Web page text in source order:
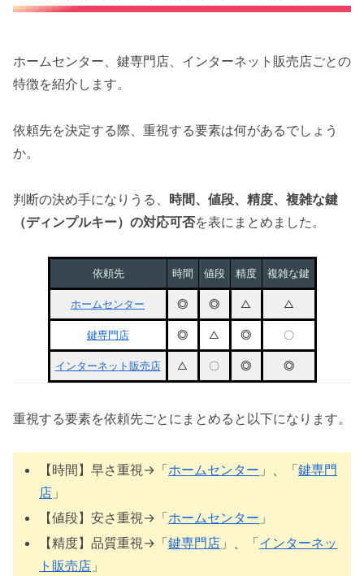
ホームセンター、鍵専門店、インターネット販売店ごとの
特徴を紹介します。
依頼先を決定する際、重視する要素は何があるでしょう
か。
判断の決め手になりうる、 時間、値段、精度、複雑な鍵
（ディンプルキー）の対応可否を表にまとめました。
依頼先 時間 値段 精度 複雑な鍵
ホームセンター ◎ ◎ △ △
鍵専門店 ◎ △ ◎ 〇
インターネット販売店 △ 〇 ◎ ◎
重視する要素を依頼先ごとにまとめると以下になります。
【時間】早さ重視→「ホームセンター 」、「鍵専門
店 」
【値段】安さ重視→「ホームセンター 」
【精度】品質重視→「鍵専門店 」、「インターネッ
ト販売店 」